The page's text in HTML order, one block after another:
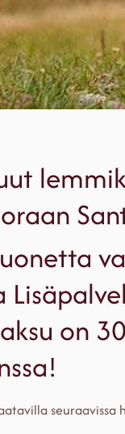
on
seuraavissa